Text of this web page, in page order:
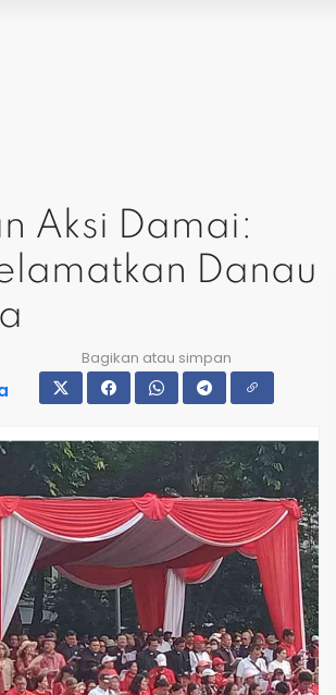
Aksi Damai:
Danau
Bagikan atau simpan